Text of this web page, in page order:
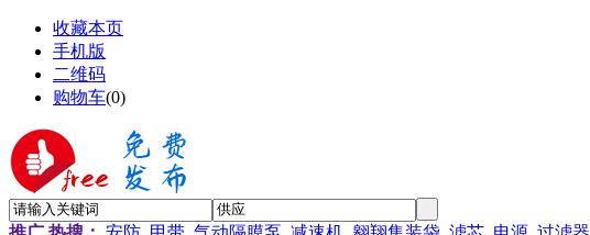
收藏本页
手机版
二维码
购物车(0)